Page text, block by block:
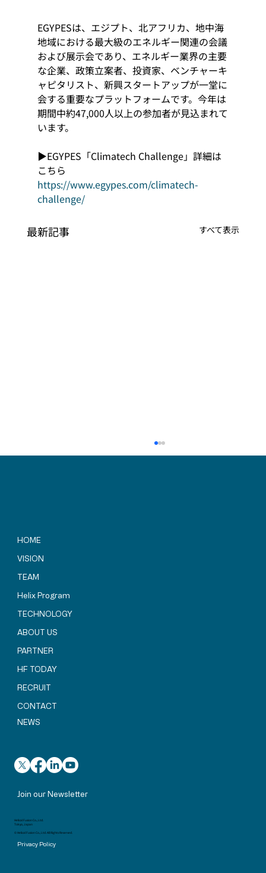
EGYPESは、エジプト、北アフリカ、地中海
地域における最大級のエネルギー関連の会議
および展示会であり、エネルギー業界の主要
な企業、政策立案者、投資家、ベンチャーキ
ャピタリスト、新興スタートアップが一堂に
会する重要なプラットフォームです。今年は
期間中約47,000人以上の参加者が見込まれて
います。
▶EGYPES「Climatech Challenge」詳細は
こちら
https://www.egypes.com/climatech-
challenge/
最新記事 すべて表示
「Helix HARUKA」建設地を視察されまし
た
HOME
VISION
TEAM
Helix Program
TECHNOLOGY
ABOUT US
PARTNER
HF TODAY
RECRUIT
CONTACT
NEWS
Join our Newsletter
Helical Fusion Co., Ltd.
Tokyo, Japan
© Helical Fusion Co., Ltd. All Rights Reserved.
Privacy Policy